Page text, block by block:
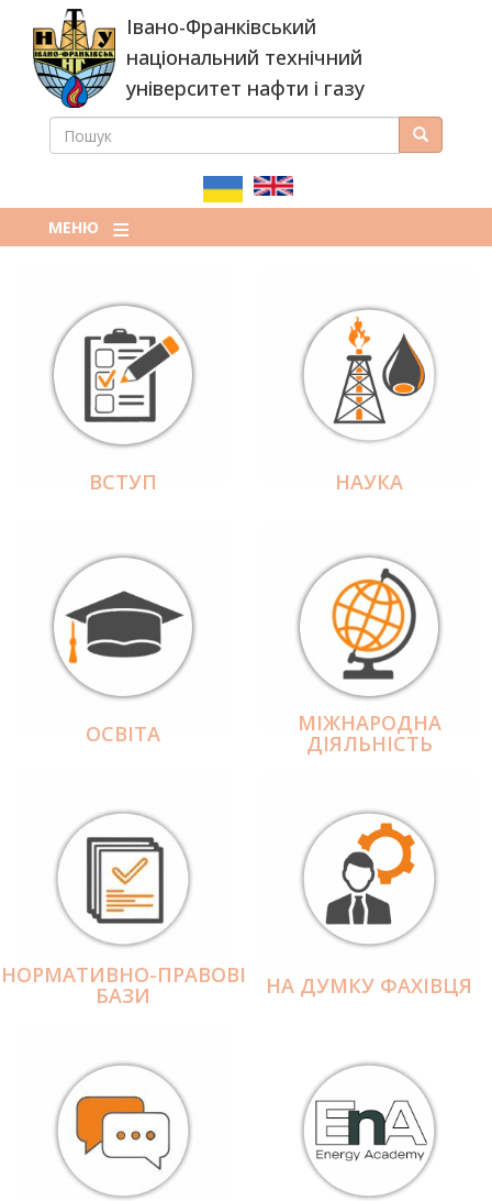
основного
вмісту
Івано-Франківський
національний технічний
університет нафти і газу
ПОШУКОВА
ПОШУК Пошук
МЕНЮ
ВСТУП НАУКА
ОСВІТА МІЖНАРОДНА
ДІЯЛЬНІCТЬ
НОРМАТИВНО-ПРАВОВІ
БАЗИ НА ДУМКУ ФАХІВЦЯ